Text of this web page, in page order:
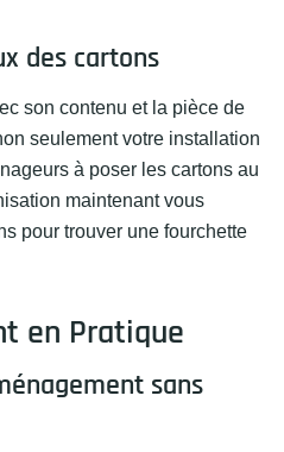
des cartons
son contenu et la pièce de
seulement votre installation
à poser les cartons au
maintenant vous
pour trouver une fourchette
en Pratique
sans